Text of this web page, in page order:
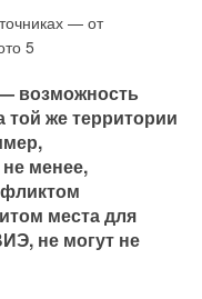
возможность
же территории
менее,
места для
не могут не